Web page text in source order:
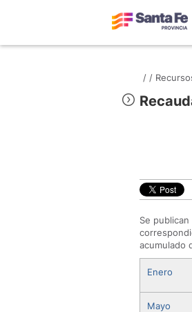
/ /
Se
acumulado
Enero
Mayo